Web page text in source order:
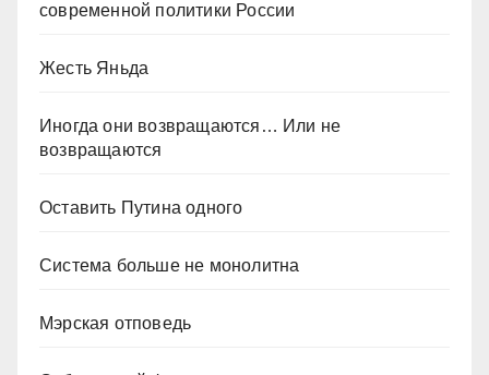
современной политики России
Жесть Яньда
Иногда они возвращаются… Или не
возвращаются
Оставить Путина одного
Система больше не монолитна
Мэрская отповедь